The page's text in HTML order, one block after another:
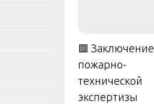
🟥 Заключение
пожарно-
технической
экспертизы